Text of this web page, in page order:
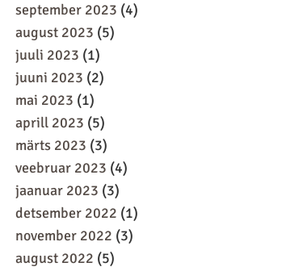
september 2023 (4)
august 2023 (5)
juuli 2023 (1)
juuni 2023 (2)
mai 2023 (1)
aprill 2023 (5)
märts 2023 (3)
veebruar 2023 (4)
jaanuar 2023 (3)
detsember 2022 (1)
november 2022 (3)
august 2022 (5)